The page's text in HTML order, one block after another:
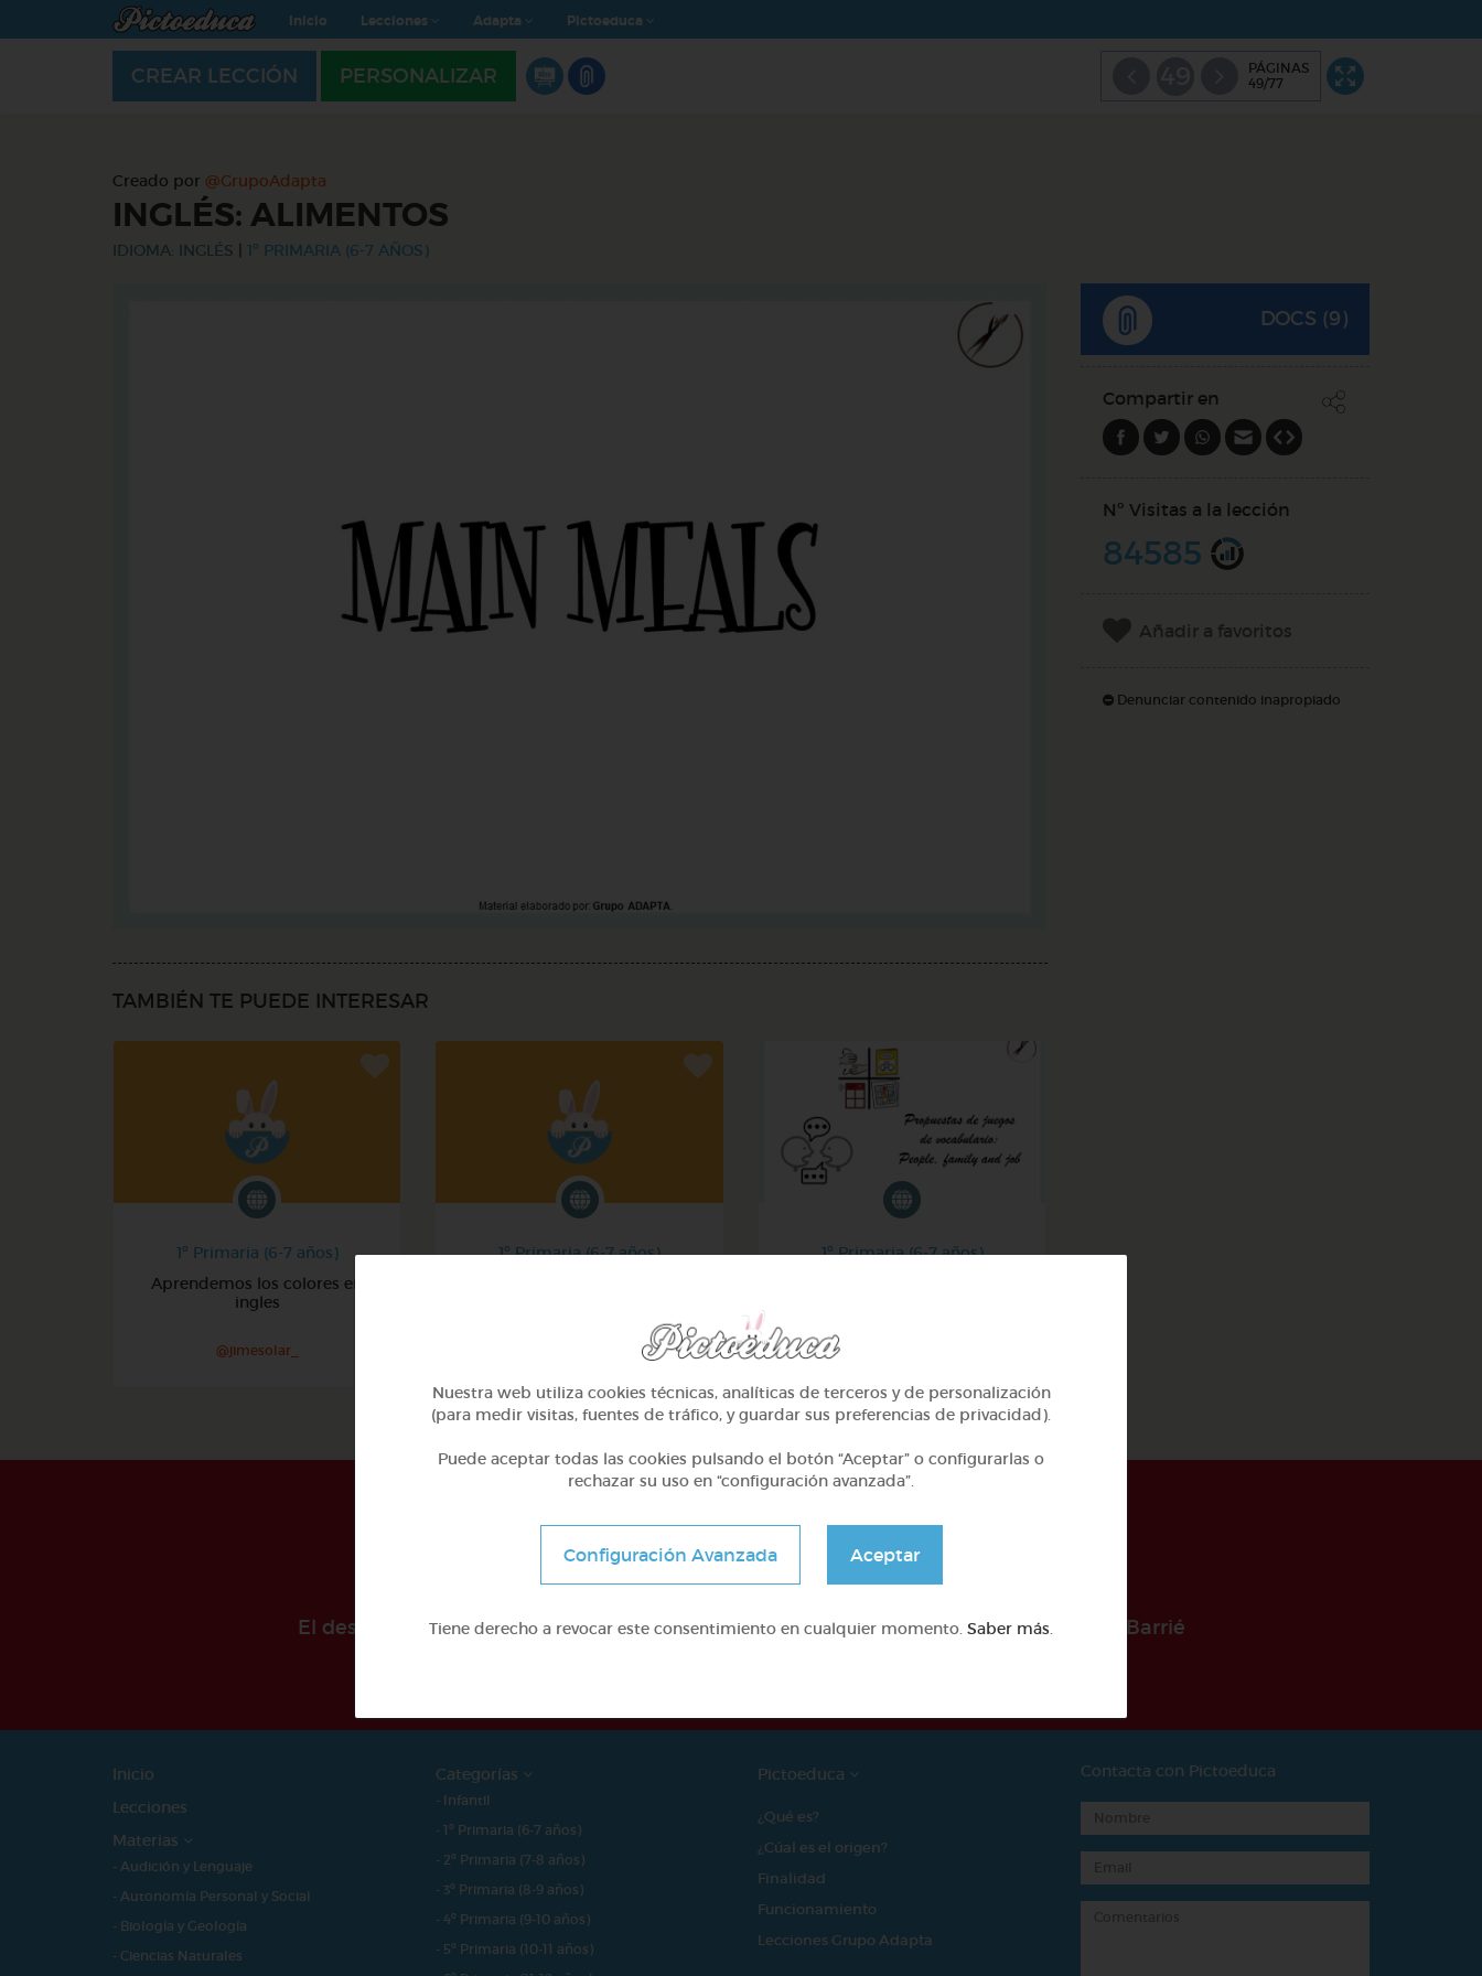
Inicio Lecciones Adapta Pictoeduca
CREAR LECCIÓN PERSONALIZAR
PÁGINAS
49/77
Creado por @GrupoAdapta
INGLÉS: ALIMENTOS
IDIOMA: INGLÉS 1º PRIMARIA (6-7 AÑOS)
TAMBIÉN TE PUEDE INTERESAR
1º Primaria (6-7 años)
Aprendemos los colores en
ingles
@jimesolar_
1º Primaria (6-7 años)
1º Primaria (6-7 años)
DOCS (9)
Compartir en
Nº Visitas a la lección
84585
Añadir a favoritos
Denunciar contenido inapropiado
El desarollo de este proyecto ha sido posible gracias al mecenazgo de la Fundación Barrié
Inicio
Lecciones
Materias
- Audición y Lenguaje
- Autonomía Personal y Social
- Biología y Geología
- Ciencias Naturales
Categorías
- Infantil
- 1º Primaria (6-7 años)
- 2º Primaria (7-8 años)
- 3º Primaria (8-9 años)
- 4º Primaria (9-10 años)
- 5º Primaria (10-11 años)
Pictoeduca
¿Qué es?
¿Cúal es el origen?
Finalidad
Funcionamiento
Lecciones Grupo Adapta
Contacta con Pictoeduca
Nuestra web utiliza cookies técnicas, analíticas de terceros y de personalización
(para medir visitas, fuentes de tráfico, y guardar sus preferencias de privacidad).
Puede aceptar todas las cookies pulsando el botón “Aceptar” o configurarlas o
rechazar su uso en “configuración avanzada”.
Configuración Avanzada Aceptar
Tiene derecho a revocar este consentimiento en cualquier momento. Saber más.